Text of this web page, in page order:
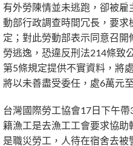
有外勞陳情並未逃跑，卻被
動部行政調查時間冗長，要
定；對此勞動部表示同意召
勞逃逸，恐違反刑法214條致
第5條規定提供不實資料，將
將以未善盡受委任，處6萬元
台灣國際勞工協會17日下午
籍漁工是去漁工工會要求協
是職災勞工，人待在宿舍去